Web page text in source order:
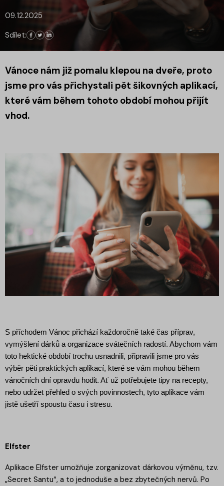
09.12.2025
Sdílet:
Vánoce nám již pomalu klepou na dveře, proto
jsme pro vás přichystali pět šikovných aplikací,
které vám během tohoto období mohou přijít
vhod.
S příchodem Vánoc přichází každoročně také čas příprav,
vymýšlení dárků a organizace svátečních radostí. Abychom vám
toto hektické období trochu usnadnili, připravili jsme pro vás
výběr pěti praktických aplikací, které se vám mohou během
vánočních dní opravdu hodit. Ať už potřebujete tipy na recepty,
nebo udržet přehled o svých povinnostech, tyto aplikace vám
jistě ušetří spoustu času i stresu.
Elfster
Aplikace Elfster umožňuje zorganizovat dárkovou výměnu, tzv.
„Secret Santu“, a to jednoduše a bez zbytečných nervů. Po